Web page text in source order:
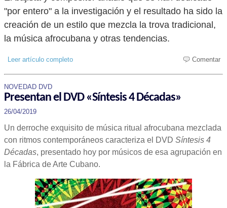
"por entero" a la investigación y el resultado ha sido la
creación de un estilo que mezcla la trova tradicional,
la música afrocubana y otras tendencias.
Leer artículo completo Comentar
NOVEDAD DVD
Presentan el DVD «Síntesis 4 Décadas»
26/04/2019
Un derroche exquisito de música ritual afrocubana mezclada
con ritmos contemporáneos caracteriza el DVD Síntesis 4
Décadas, presentado hoy por músicos de esa agrupación en
la Fábrica de Arte Cubano.